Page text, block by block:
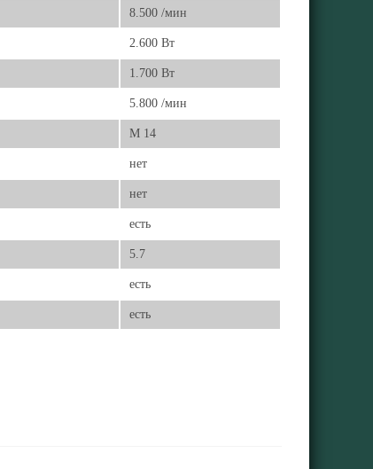
8.500 /мин
2.600 Вт
1.700 Вт
5.800 /мин
M 14
нет
нет
есть
5.7
есть
есть